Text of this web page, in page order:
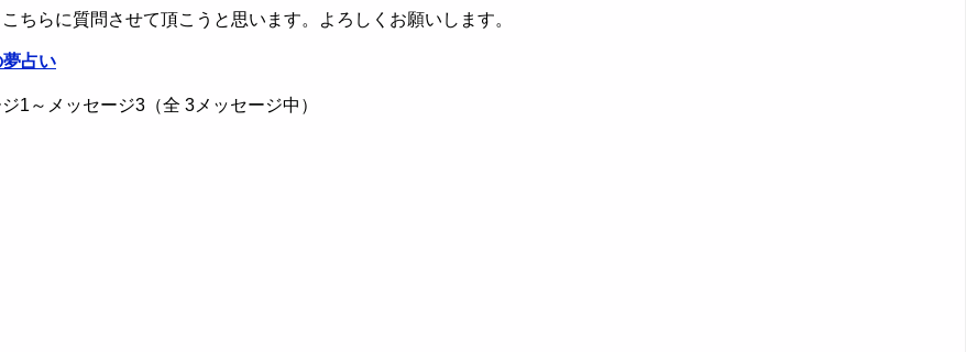
ちらに質問させて頂こうと思います。よろしくお願いします。
占い
ジ1～メッセージ3（全 3メッセージ中）